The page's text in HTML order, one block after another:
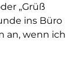
„Grüß
ins Büro
an, wenn ich